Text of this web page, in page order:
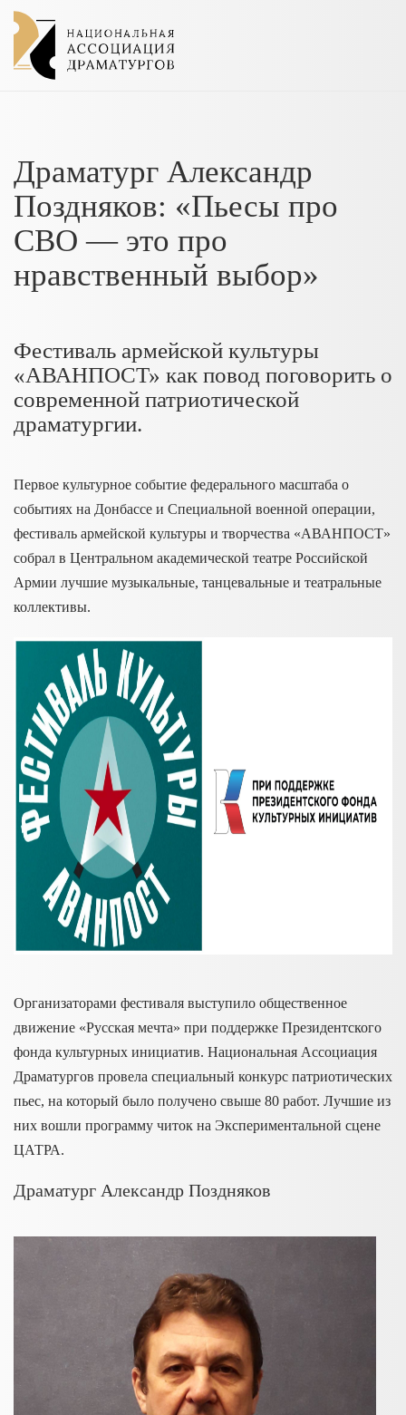
Драматург Александр
Поздняков: «Пьесы про
СВО — это про
нравственный выбор»
Фестиваль армейской культуры
«АВАНПОСТ» как повод поговорить о
современной патриотической
драматургии.
Первое культурное событие федерального масштаба о
событиях на Донбассе и Специальной военной операции,
фестиваль армейской культуры и творчества «АВАНПОСТ»
собрал в Центральном академической театре Российской
Армии лучшие музыкальные, танцевальные и театральные
коллективы.
Организаторами фестиваля выступило общественное
движение «Русская мечта» при поддержке Президентского
фонда культурных инициатив. Национальная Ассоциация
Драматургов провела специальный конкурс патриотических
пьес, на который было получено свыше 80 работ. Лучшие из
них вошли программу читок на Экспериментальной сцене
ЦАТРА.
Драматург Александр Поздняков